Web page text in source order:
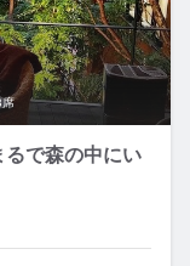
で森の中にい